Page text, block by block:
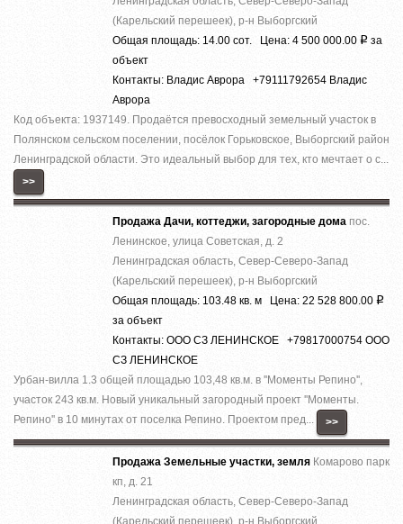
(Карельский перешеек), р-н Выборгский
Общая площадь: 14.00 сот. Цена: 4 500 000.00 Р за
объект
Контакты: Владис Аврора +79111792654 Владис
Аврора
Код объекта: 1937149. Продаётся превосходный земельный участок в
Полянском сельском поселении, посёлок Горьковское, Выборгский район
Ленинградской области. Это идеальный выбор для тех, кто мечтает о с...
>>
Продажа Дачи, коттеджи, загородные дома пос.
Ленинское, улица Советская, д. 2
Ленинградская область, Север-Северо-Запад
(Карельский перешеек), р-н Выборгский
Общая площадь: 103.48 кв. м Цена: 22 528 800.00 Р
за объект
Контакты: ООО СЗ ЛЕНИНСКОЕ +79817000754 ООО
СЗ ЛЕНИНСКОЕ
Урбан-вилла 1.3 общей площадью 103,48 кв.м. в ''Моменты Репино'',
участок 243 кв.м. Новый уникальный загородный проект ''Моменты.
Репино'' в 10 минутах от поселка Репино. Проектом пред...
>>
Продажа Земельные участки, земля Комарово парк
кп, д. 21
Ленинградская область, Север-Северо-Запад
(Карельский перешеек), р-н Выборгский